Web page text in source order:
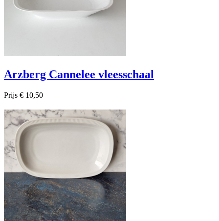
Arzberg Cannelee vleesschaal
Prijs € 10,50
Snel bekijken